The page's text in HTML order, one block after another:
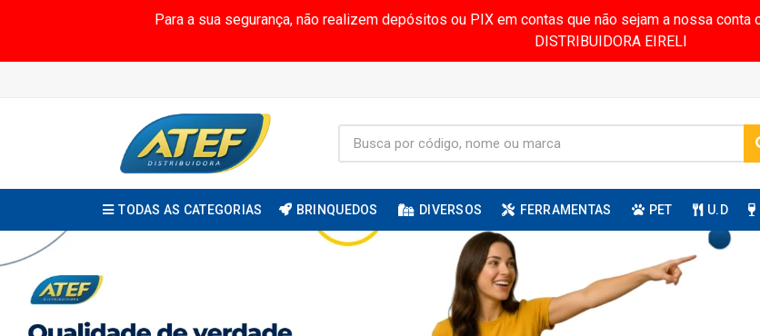
Para a sua segurança, não realizem depósitos ou PIX em contas que não sejam a nossa
DISTRIBUIDORA EIRELI
TODAS AS CATEGORIAS BRINQUEDOS DIVERSOS FERRAMENTAS PET U.D